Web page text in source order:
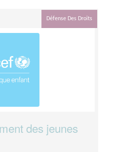
Défense Des Droits
des jeunes